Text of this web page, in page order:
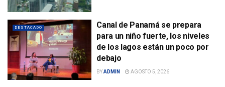
DESTACADO
Canal de Panamá se prepara
para un niño fuerte, los niveles
de los lagos están un poco por
debajo
BYADMIN AGOSTO 5, 2026